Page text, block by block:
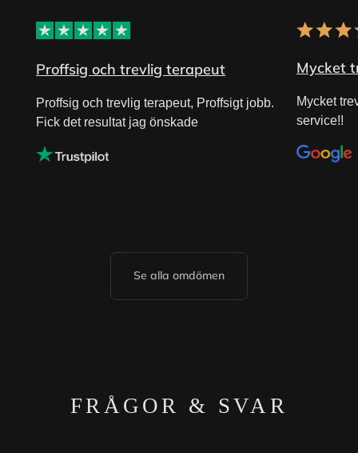
Proffsig och trevlig terapeut
Proffsig och trevlig terapeut, Proffsigt jobb.
Fick det resultat jag önskade
Mycket
Mycket
service!!
Se alla omdömen
FRÅGOR & SVAR